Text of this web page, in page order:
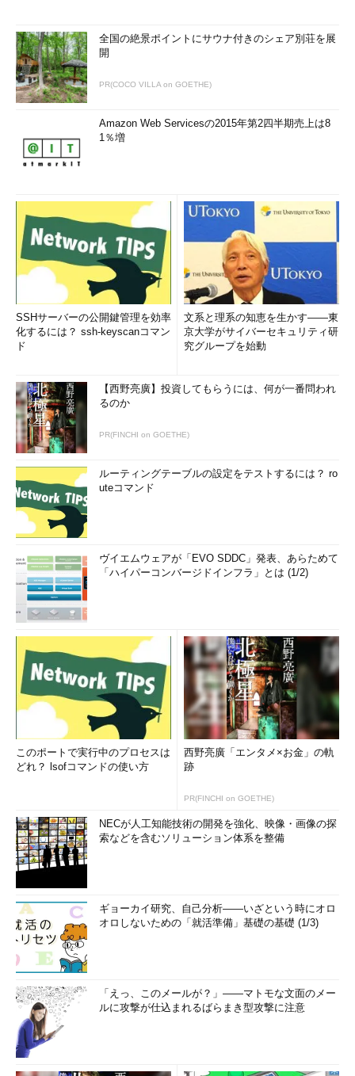
全国の絶景ポイントにサウナ付きのシェア別荘を展
開
PR(COCO VILLA on GOETHE)
Amazon Web Servicesの2015年第2四半期売上は8
1％増
SSHサーバーの公開鍵管理を効率
化するには？ ssh-keyscanコマン
ド
文系と理系の知恵を生かす――東
京大学がサイバーセキュリティ研
究グループを始動
【西野亮廣】投資してもらうには、何が一番問われ
るのか
PR(FINCHI on GOETHE)
ルーティングテーブルの設定をテストするには？ ro
uteコマンド
ヴイエムウェアが「EVO SDDC」発表、あらためて
「ハイパーコンバージドインフラ」とは (1/2)
このポートで実行中のプロセスは
どれ？ lsofコマンドの使い方
西野亮廣「エンタメ×お金」の軌
跡
PR(FINCHI on GOETHE)
NECが人工知能技術の開発を強化、映像・画像の探
索などを含むソリューション体系を整備
ギョーカイ研究、自己分析――いざという時にオロ
オロしないための「就活準備」基礎の基礎 (1/3)
「えっ、このメールが？」――マトモな文面のメー
ルに攻撃が仕込まれるばらまき型攻撃に注意